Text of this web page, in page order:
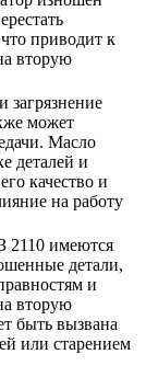
приводит к
вторую
загрязнение
может
Масло
деталей и
качество и
на работу
2110 имеются
детали,
и
вторую
быть вызвана
или старением